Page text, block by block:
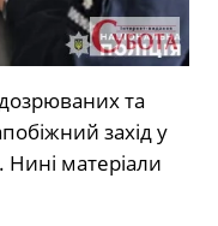
та
захід у
Нині матеріали